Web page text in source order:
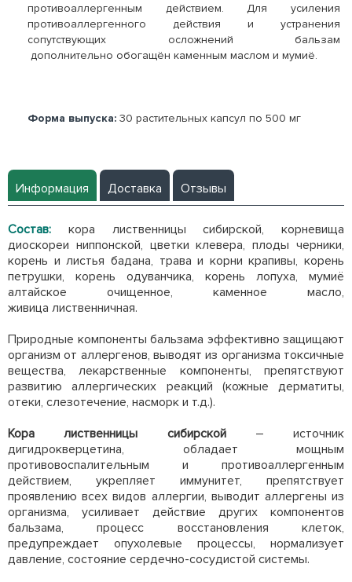
противоаллергенным действием. Для усиления
противоаллергенного действия и устранения
сопутствующих осложнений бальзам
дополнительно обогащён каменным маслом и мумиё.
Форма выпуска: 30 растительных капсул по 500 мг
Информация Доставка Отзывы
Состав:
кора лиственницы сибирской, корневища
диоскореи ниппонской, цветки клевера, плоды черники,
корень и листья бадана, трава и корни крапивы, корень
петрушки, корень одуванчика, корень лопуха, мумиё
алтайское очищенное, каменное масло,
живица лиственничная.
Природные компоненты бальзама эффективно защищают
организм от аллергенов, выводят из организма токсичные
вещества, лекарственные компоненты, препятствуют
развитию аллергических реакций (кожные дерматиты,
отеки, слезотечение, насморк и т.д.).
Кора лиственницы сибирской – источник
дигидрокверцетина, обладает мощным
противовоспалительным и противоаллергенным
действием, укрепляет иммунитет, препятствует
проявлению всех видов аллергии, выводит аллергены из
организма, усиливает действие других компонентов
бальзама, процесс восстановления клеток,
предупреждает опухолевые процессы, нормализует
давление, состояние сердечно-сосудистой системы.